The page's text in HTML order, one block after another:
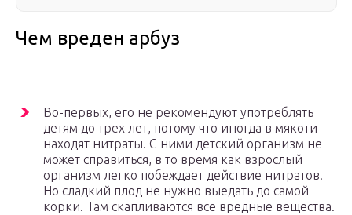
Чем вреден арбуз
Во-первых, его не рекомендуют употреблять
детям до трех лет, потому что иногда в мякоти
находят нитраты. С ними детский организм не
может справиться, в то время как взрослый
организм легко побеждает действие нитратов.
Но сладкий плод не нужно выедать до самой
корки. Там скапливаются все вредные вещества.